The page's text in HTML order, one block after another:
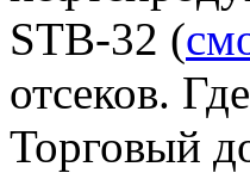
STB-32 (
отсеков.
Торговый